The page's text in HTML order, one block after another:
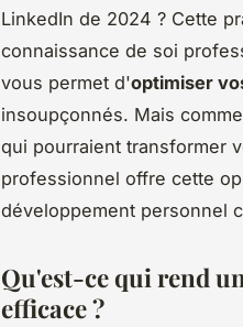
LinkedIn de 2024 ? Cette
connaissance de soi
vous permet d'optimiser
insoupçonnés. Mais
qui pourraient transformer
professionnel offre cette
développement personnel
Qu'est-ce qui rend
efficace ?